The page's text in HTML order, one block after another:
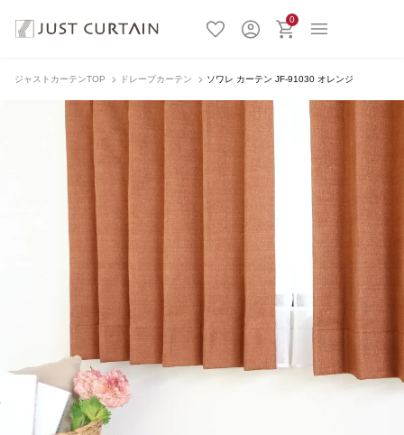
0
ジャストカーテンTOP ドレープカーテン ソワレ カーテン JF-91030 オレンジ